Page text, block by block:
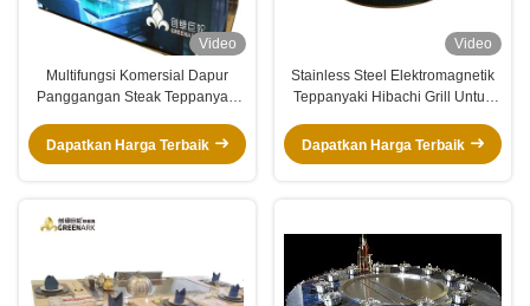
Video
Multifungsi Komersial Dapur
Panggangan Steak Teppanyaki
Dapatkan Harga Terbaik
Video
Stainless Steel Elektromagnetik
Teppanyaki Hibachi Grill Untuk
Dapatkan Harga Terbaik